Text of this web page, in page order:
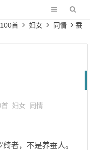
首 妇女 同情
蚕
妇女 同情
者，不是养蚕人。